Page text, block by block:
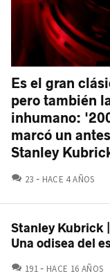
Es el gran
pero también
inhumano:
marcó un
Stanley
23 COMENTARIOS
HACE 4 AÑOS
Stanley Kubrick
Una odisea del
191COMENTARIOS
HACE 16 AÑOS